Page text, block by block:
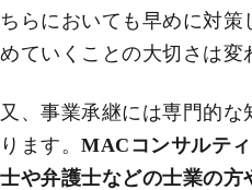
ちらにおいても早めに対
めていくことの大切さは変
又、事業承継には専門的
ります。MACコンサルテ
士や弁護士などの士業の